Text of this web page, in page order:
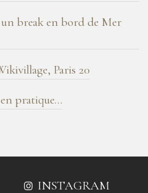
break en bord de Mer
Paris 20
pratique…
INSTAGRAM